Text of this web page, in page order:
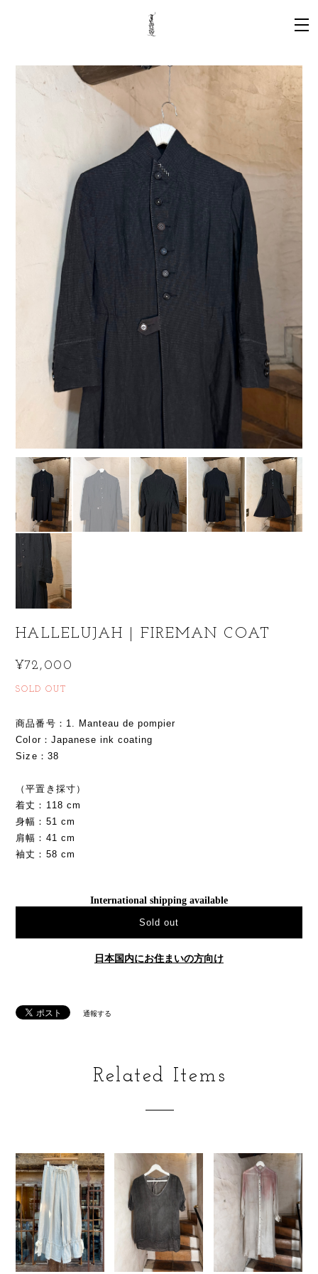
HALLELUJAH | FIREMAN COAT
¥72,000
SOLD OUT
商品番号：1. Manteau de pompier
Color：Japanese ink coating
Size：38
（平置き採寸）
着丈：118 cm
身幅：51 cm
肩幅：41 cm
袖丈：58 cm
International shipping available
Sold out
日本国内にお住まいの方向け
通報する
Related Items